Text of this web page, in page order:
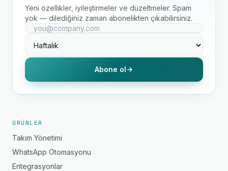
Yeni özellikler, iyileştirmeler ve düzeltmeler. Spam
yok — dilediğiniz zaman abonelikten çıkabilirsiniz.
Abone ol
ÜRÜNLER
Takım Yönetimi
WhatsApp Otomasyonu
Entegrasyonlar